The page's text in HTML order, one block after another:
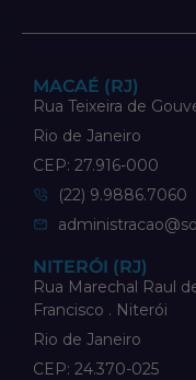
MACAÉ (RJ)
Rua Teixeira de
Rio de Janeiro
CEP: 27.916-000
(22) 9.9886.7060
NITERÓI (RJ)
Rua Marechal Raul
Francisco . Niterói
Rio de Janeiro
CEP: 24.370-025